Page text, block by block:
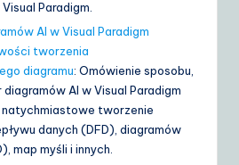
Paradigm.
AI w Visual Paradigm
tworzenia
diagramu: Omówienie sposobu,
AI w Visual Paradigm
natychmiastowe tworzenie
danych (DFD), diagramów
map myśli i innych.